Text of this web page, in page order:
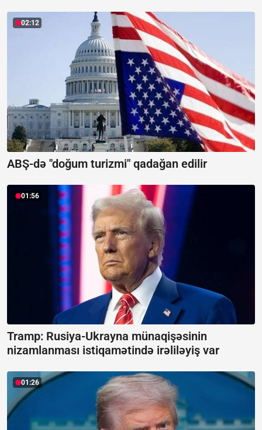
02:12
ABŞ-də "doğum turizmi" qadağan edilir
01:56
Tramp: Rusiya-Ukrayna münaqişəsinin
nizamlanması istiqamətində irəliləyiş var
01:26